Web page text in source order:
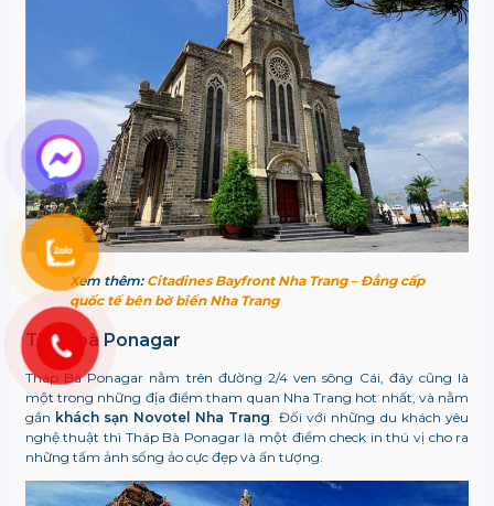
Xem thêm: Citadines Bayfront Nha Trang – Đẳng cấp
quốc tế bên bờ biển Nha Trang
Tháp bà Ponagar
Tháp Bà Ponagar nằm trên đường 2/4 ven sông Cái, đây cũng là
một trong những địa điểm tham quan Nha Trang hot nhất, và nằm
gần khách sạn Novotel Nha Trang. Đối với những du khách yêu
nghệ thuật thì Tháp Bà Ponagar là một điểm check in thú vị cho ra
những tấm ảnh sống ảo cực đẹp và ấn tượng.